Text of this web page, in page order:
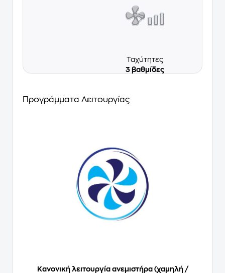
Ταχύτητες
3 βαθμίδες
Προγράμματα Λειτουργίας
Κανονική λειτουργία ανεμιστήρα (χαμηλή /